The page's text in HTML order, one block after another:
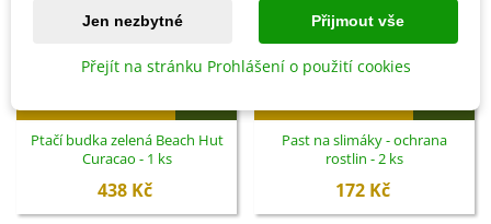
Ptačí budka zelená Beach Hut
Curacao - 1 ks
438 Kč
Past na slimáky - ochrana
rostlin - 2 ks
172 Kč
Jen nezbytné Přijmout vše
Přejít na stránku Prohlášení o použití cookies